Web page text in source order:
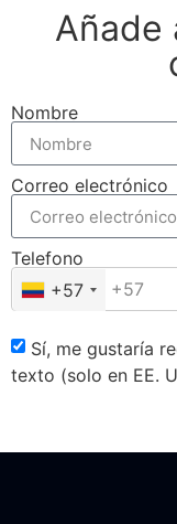
Añade
Nombre
Correo electrónico
Telefono
+57
Sí, me gustaría
texto (solo en EE.